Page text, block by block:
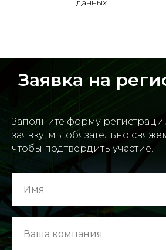
данных
Заявка на
Заполните форму
заявку, мы обязательно
чтобы подтвердить участие.